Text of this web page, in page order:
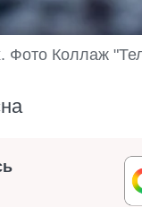
Фото Коллаж